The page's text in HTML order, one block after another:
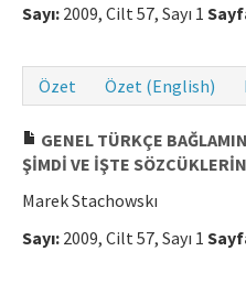
Sayı: 2009, Cilt 57, Sayı 1
Özet
Özet (English)
GENEL TÜRKÇE
ŞİMDİ VE İŞTE
Marek Stachowskı
Sayı: 2009, Cilt 57, Sayı 1